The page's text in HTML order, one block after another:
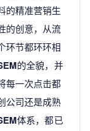
的精准营销生
的创意，从流
环节都环环相
的全貌，并
每一次点击都
公司还是成熟
体系，都已